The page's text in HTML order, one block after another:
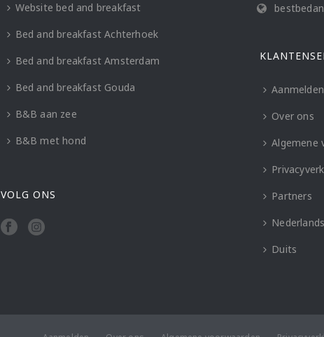
Website bed and breakfast
Bed and breakfast Achterhoek
Bed and breakfast Amsterdam
Bed and breakfast Gouda
B&B aan zee
B&B met hond
VOLG ONS
Aanmelden
Over ons
Algemene
Partners
Nederlands
Duits